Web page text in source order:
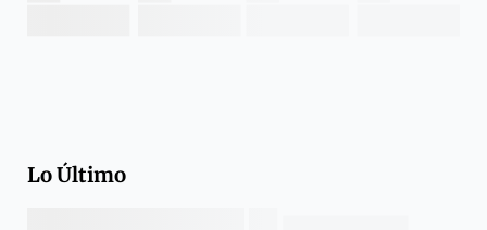
Lo Último